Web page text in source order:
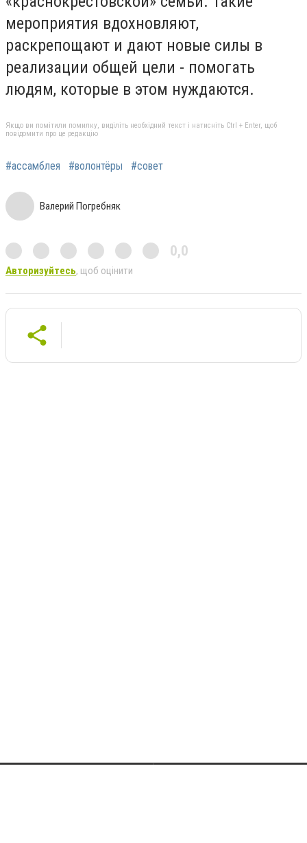
мероприятия вдохновляют,
раскрепощают и дают новые силы в
реализации общей цели - помогать
людям, которые в этом нуждаются.
Якщо ви помітили помилку, виділіть необхідний текст і натисніть Ctrl + Enter, щоб
повідомити про це редакцію
#ассамблея #волонтёры #совет
Валерий Погребняк
0,0
Авторизуйтесь, щоб оцінити